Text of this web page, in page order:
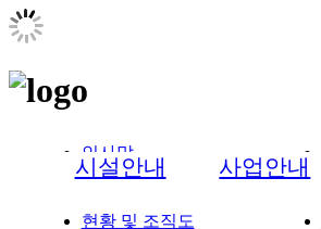
시설안내 사업안내
인사말
시설개요
현황 및 조직도